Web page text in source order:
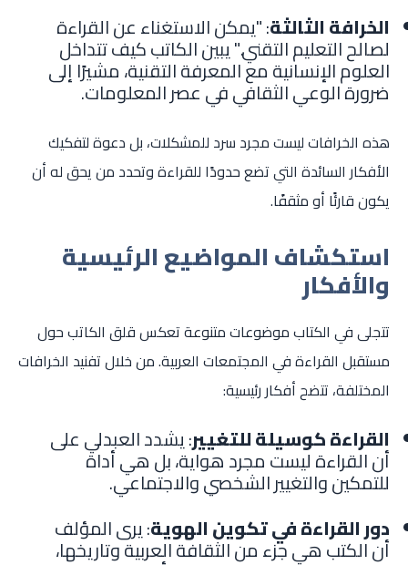
الخرافة الثالثة: "يمكن الاستغناء عن القراءة
لصالح التعليم التقني." يبين الكاتب كيف تتداخل
العلوم الإنسانية مع المعرفة التقنية، مشيرًا إلى
ضرورة الوعي الثقافي في عصر المعلومات.
هذه الخرافات ليست مجرد سرد للمشكلات، بل دعوة لتفكيك
الأفكار السائدة التي تضع حدودًا للقراءة وتحدد من يحق له أن
يكون قارئًا أو مثقفًا.
استكشاف المواضيع الرئيسية
والأفكار
تتجلى في الكتاب موضوعات متنوعة تعكس قلق الكاتب حول
مستقبل القراءة في المجتمعات العربية. من خلال تفنيد الخرافات
المختلفة، تتضح أفكار رئيسية:
القراءة كوسيلة للتغيير: يشدد العبدلي على
أن القراءة ليست مجرد هواية، بل هي أداة
للتمكين والتغيير الشخصي والاجتماعي.
دور القراءة في تكوين الهوية: يرى المؤلف
أن الكتب هي جزء من الثقافة العربية وتاريخها،